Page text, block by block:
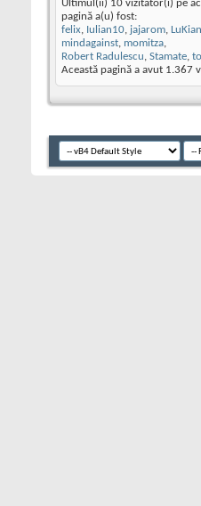
Ultimul(ii) 10 vizitator(i) pe
pagină a(u) fost:
felix, Iulian10, jajarom, LuKian
mindagainst, momitza,
Robert Radulescu, Stamate,
Această pagină a avut 1.367